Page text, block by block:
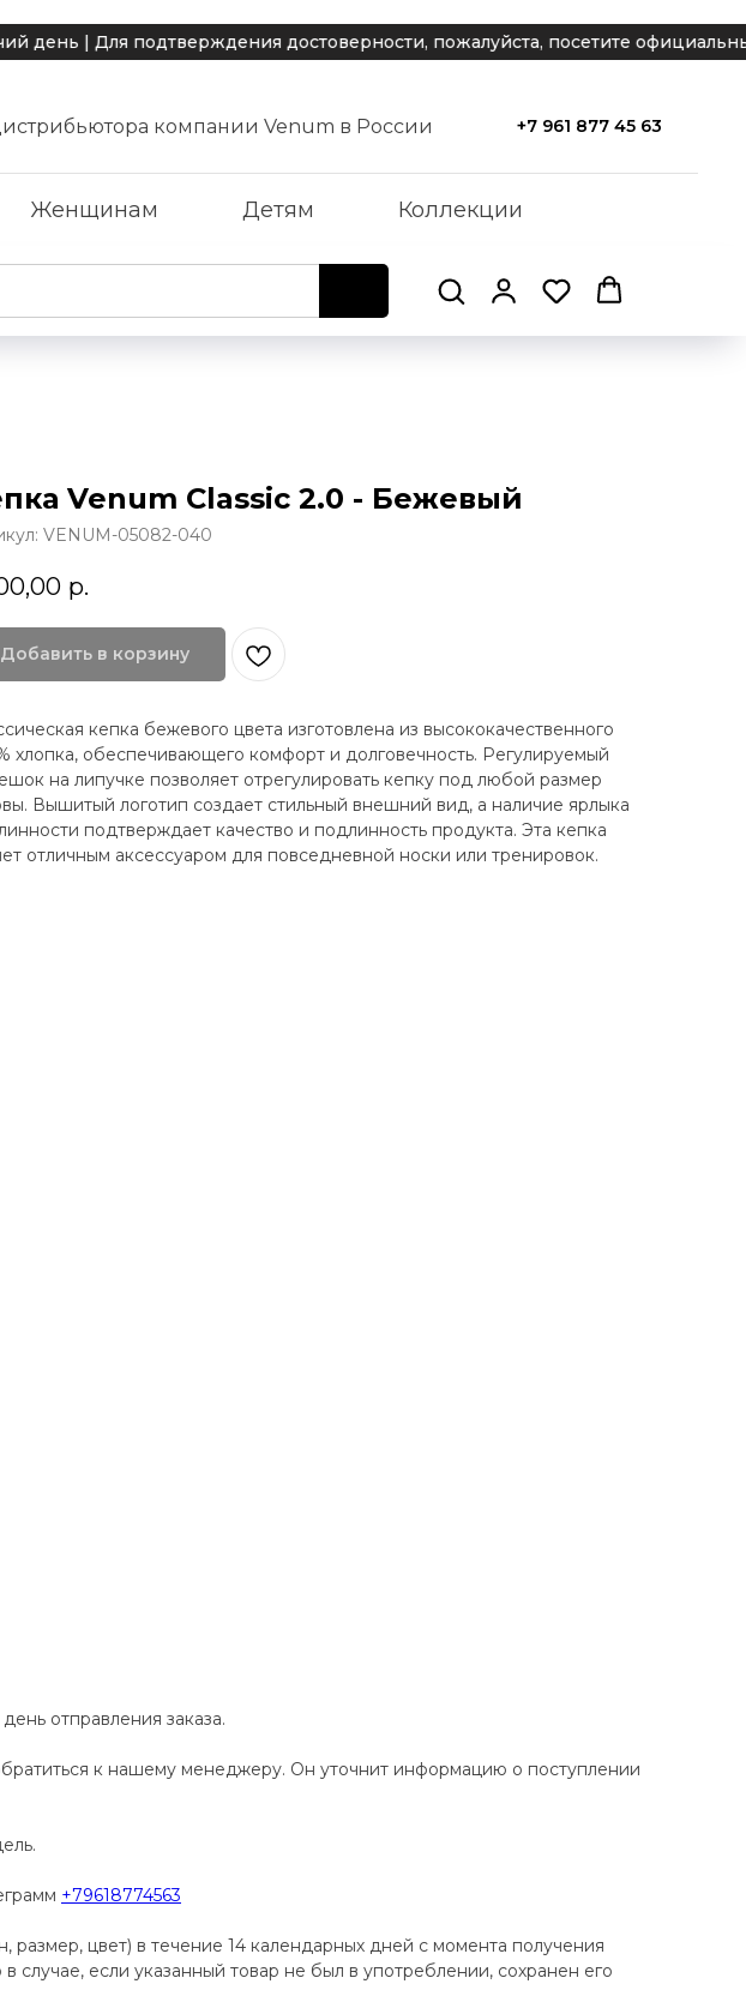
| Для подтверждения достоверности, пожалуйста, посетите
компании Venum в России +7 961 877 45 63
Женщинам Детям Коллекции
Venum Classic 2.0 - Бежевый
VENUM-05082-040
р.
Добавить в корзину
кепка бежевого цвета изготовлена из высококачественного
хлопка, обеспечивающего комфорт и долговечность. Регулируемый
на липучке позволяет отрегулировать кепку под любой размер
Вышитый логотип создает стильный внешний вид, а наличие ярлыка
подтверждает качество и подлинность продукта. Эта кепка
отличным аксессуаром для повседневной носки или тренировок.
отправления заказа.
к нашему менеджеру. Он уточнит информацию о поступлении
+79618774563
цвет) в течение 14 календарных дней с момента получения
случае, если указанный товар не был в употреблении, сохранен его